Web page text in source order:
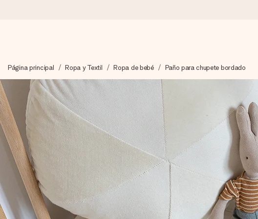
Preparamos tu regalo con cuidado y lo enviamos al vuelo, para que lo
4,5 (basado en +15.000 opiniones)
Nuestros regalos inspiran. Los clientes nos dan un 4,5 en Google Reviews.
Tarjeta de felicitación gratuita
Crea algo único en pocos pasos – con su nombre, tu foto o un mensaje
momento.
Página principal Ropa y Textil Ropa de bebé Paño para chupete bordado